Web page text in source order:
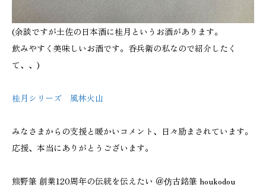
(余談ですが土佐の日本酒に桂月というお酒があります。
飲みやすく美味しいお酒です。呑兵衛の私なので紹介したく
て、、)
桂月シリーズ 風林火山
みなさまからの支援と暖かいコメント、日々励まされています。
応援、本当にありがとうございます。
熊野筆 創業120周年の伝統を伝えたい ＠仿古銘筆 houkodou